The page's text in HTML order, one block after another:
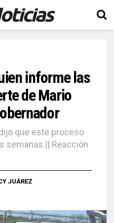
informe las
de Mario
que este proceso
semanas || Reacción
JUÁREZ